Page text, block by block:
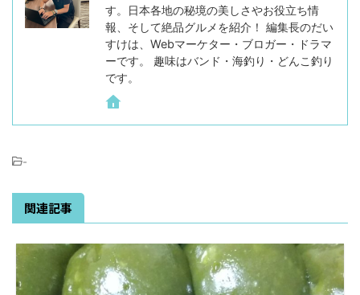
す。日本各地の秘境の美しさやお役立ち情
報、そして絶品グルメを紹介！ 編集長のだい
すけは、Webマーケター・ブロガー・ドラマ
ーです。 趣味はバンド・海釣り・どんこ釣り
です。
-
関連記事